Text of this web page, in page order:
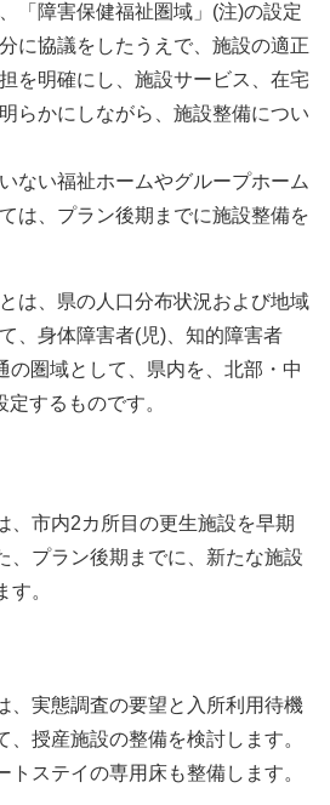
「障害保健福祉圏域」(注)の設定
に協議をしたうえで、施設の適正
を明確にし、施設サービス、在宅
らかにしながら、施設整備につい
ない福祉ホームやグループホーム
は、プラン後期までに施設整備を
は、県の人口分布状況および地域
、身体障害者(児)、知的障害者
の圏域として、県内を、北部・中
するものです。
、市内2カ所目の更生施設を早期
、プラン後期までに、新たな施設
。
、実態調査の要望と入所利用待機
、授産施設の整備を検討します。
トステイの専用床も整備します。